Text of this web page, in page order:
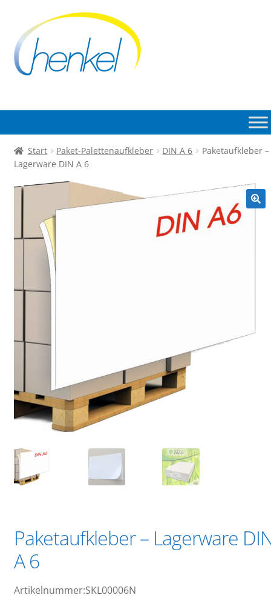
Navigation
springen
Inhalt
springen
Start Paket-Palettenaufkleber DIN A 6
Paketaufkleber –
Lagerware DIN A 6
Paketaufkleber – Lagerware
A 6
Artikelnummer:SKL00006N